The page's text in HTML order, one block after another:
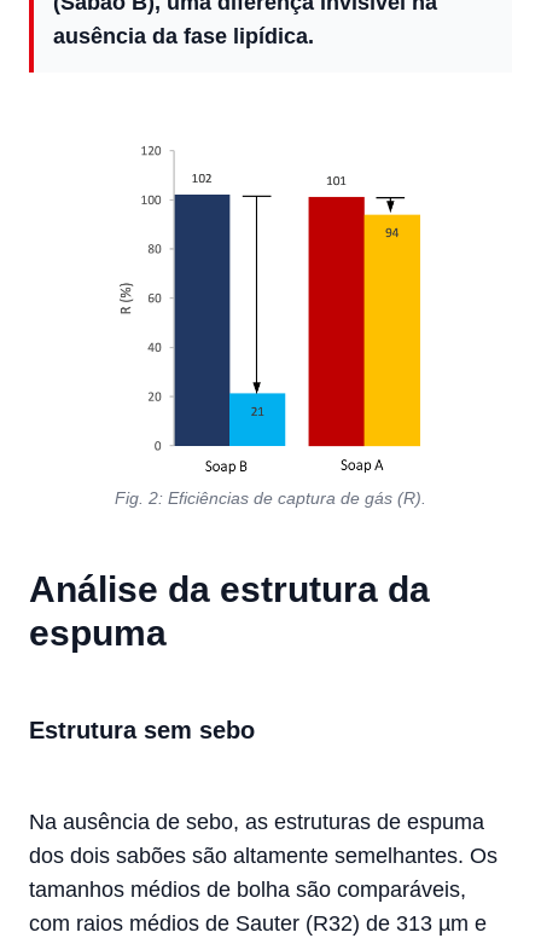
ausência da fase lipídica.
Fig. 2: Eficiências de captura de gás (R).
Análise da estrutura da
espuma
Estrutura sem sebo
Na ausência de sebo, as estruturas de espuma
dos dois sabões são altamente semelhantes. Os
tamanhos médios de bolha são comparáveis,
com raios médios de Sauter (R32) de 313 µm e